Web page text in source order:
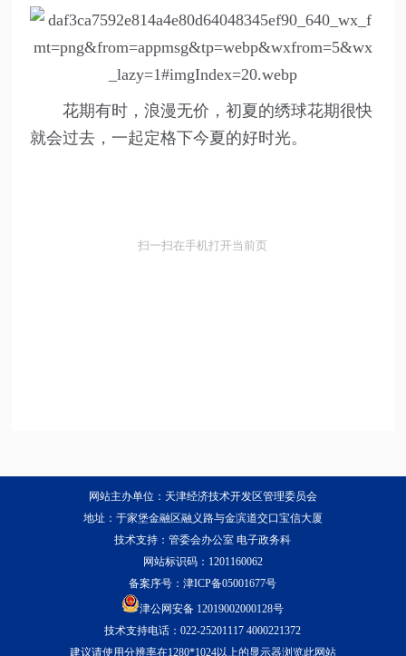
花期有时，浪漫无价，初夏的绣球花期很快
就会过去，一起定格下今夏的好时光。
扫一扫在手机打开当前页
网站主办单位：天津经济技术开发区管理委员会
地址：于家堡金融区融义路与金滨道交口宝信大厦
技术支持：管委会办公室 电子政务科
网站标识码：1201160062
备案序号：津ICP备05001677号
津公网安备 12019002000128号
技术支持电话：022-25201117 4000221372
建议请使用分辨率在1280*1024以上的显示器浏览此网站